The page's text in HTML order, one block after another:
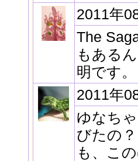
2011年
The
もある
明です。
2011年
ゆなち
びたの
も、こ